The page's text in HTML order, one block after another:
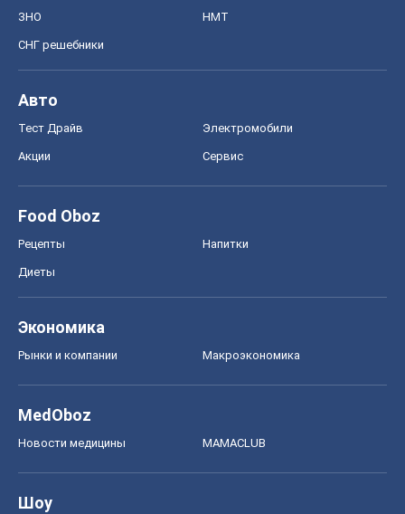
ЗНО НМТ
СНГ решебники
Авто
Тест Драйв Электромобили
Акции Сервис
Food Oboz
Рецепты Напитки
Диеты
Экономика
Рынки и компании Mакроэкономика
MedOboz
Новости медицины MAMACLUB
Шоу